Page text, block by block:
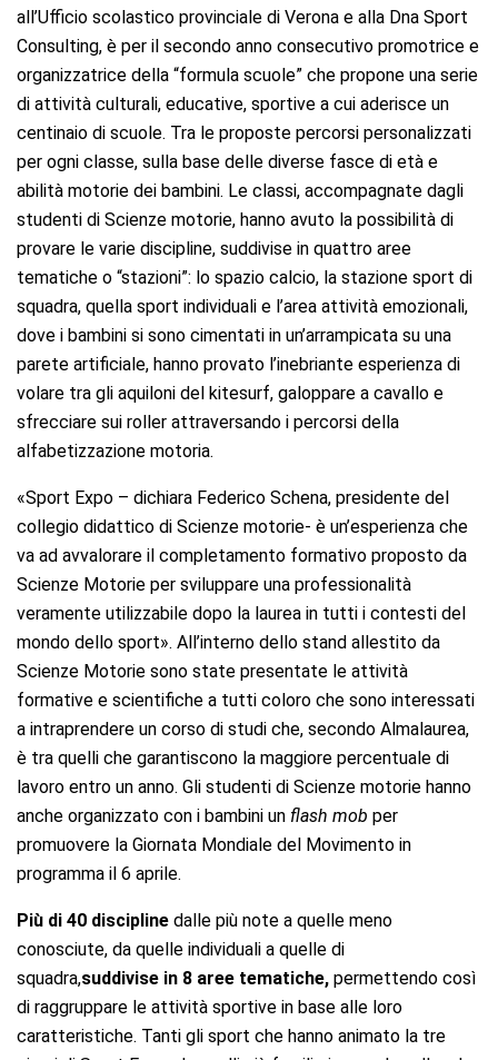
all’Ufficio scolastico provinciale di Verona e alla Dna Sport
Consulting, è per il secondo anno consecutivo promotrice e
organizzatrice della “formula scuole” che propone una serie
di attività culturali, educative, sportive a cui aderisce un
centinaio di scuole. Tra le proposte percorsi personalizzati
per ogni classe, sulla base delle diverse fasce di età e
abilità motorie dei bambini. Le classi, accompagnate dagli
studenti di Scienze motorie, hanno avuto la possibilità di
provare le varie discipline, suddivise in quattro aree
tematiche o “stazioni”: lo spazio calcio, la stazione sport di
squadra, quella sport individuali e l’area attività emozionali,
dove i bambini si sono cimentati in un’arrampicata su una
parete artificiale, hanno provato l’inebriante esperienza di
volare tra gli aquiloni del kitesurf, galoppare a cavallo e
sfrecciare sui roller attraversando i percorsi della
alfabetizzazione motoria.
«Sport Expo – dichiara Federico Schena, presidente del
collegio didattico di Scienze motorie- è un’esperienza che
va ad avvalorare il completamento formativo proposto da
Scienze Motorie per sviluppare una professionalità
veramente utilizzabile dopo la laurea in tutti i contesti del
mondo dello sport». All’interno dello stand allestito da
Scienze Motorie sono state presentate le attività
formative e scientifiche a tutti coloro che sono interessati
a intraprendere un corso di studi che, secondo Almalaurea,
è tra quelli che garantiscono la maggiore percentuale di
lavoro entro un anno. Gli studenti di Scienze motorie hanno
anche organizzato con i bambini un flash mob per
promuovere la Giornata Mondiale del Movimento in
programma il 6 aprile.
Più di 40 discipline dalle più note a quelle meno
conosciute, da quelle individuali a quelle di
squadra,suddivise in 8 aree tematiche, permettendo così
di raggruppare le attività sportive in base alle loro
caratteristiche. Tanti gli sport che hanno animato la tre